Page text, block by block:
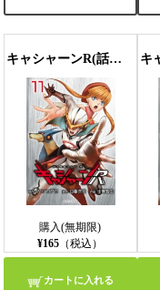
キャシャーンR(話売り) #11
購入(無期限)
¥165 （税込）
カートに入れる